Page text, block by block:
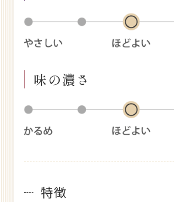
味の濃さ
特徴